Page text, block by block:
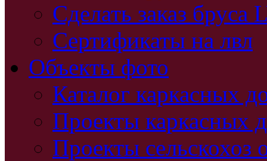
Сделать заказ бруса
Сертификаты на лвл
Объекты фото
Каталог каркасных
Проекты каркасных
Проекты сельскохоз